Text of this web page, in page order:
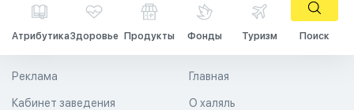
АтрибутикаЗдоровье Продукты Фонды Туризм Поиск
Главная
О халяль
Реклама
Кабинет заведения